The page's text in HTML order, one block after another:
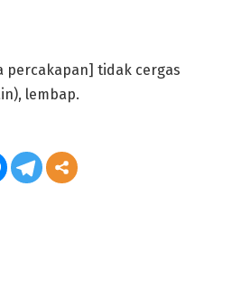
percakapan] tidak cergas
lembap.